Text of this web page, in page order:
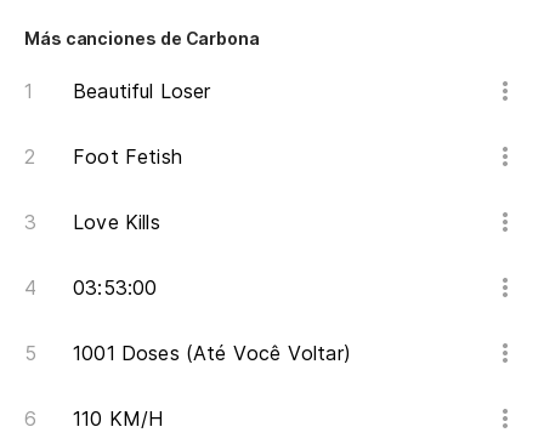
Más canciones de Carbona
Beautiful Loser
Foot Fetish
Love Kills
03:53:00
1001 Doses (Até Você Voltar)
110 KM/H